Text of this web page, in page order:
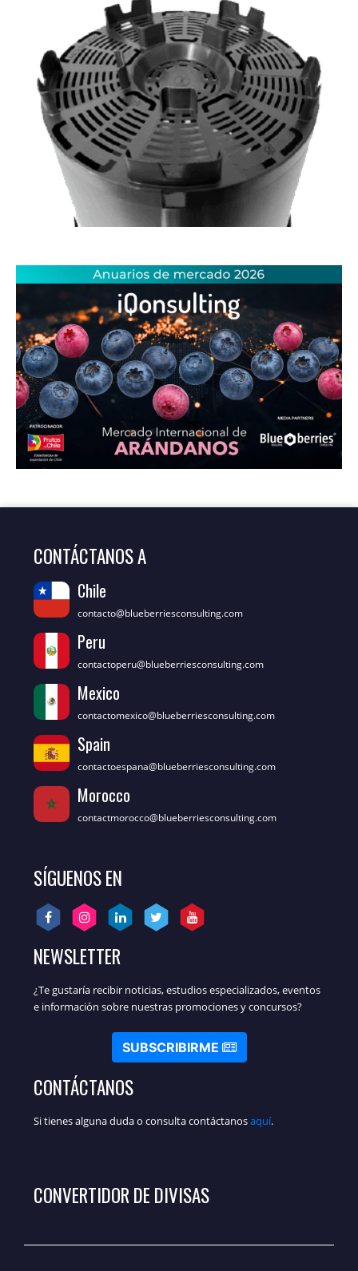
CONTÁCTANOS A
Chile
contacto@blueberriesconsulting.com
Peru
contactoperu@blueberriesconsulting.com
Mexico
contactomexico@blueberriesconsulting.com
Spain
contactoespana@blueberriesconsulting.com
Morocco
contactmorocco@blueberriesconsulting.com
SÍGUENOS EN
NEWSLETTER
¿Te gustaría recibir noticias, estudios especializados, eventos
e información sobre nuestras promociones y concursos?
SUBSCRIBIRME
CONTÁCTANOS
Si tienes alguna duda o consulta contáctanosaquí.
CONVERTIDOR DE DIVISAS